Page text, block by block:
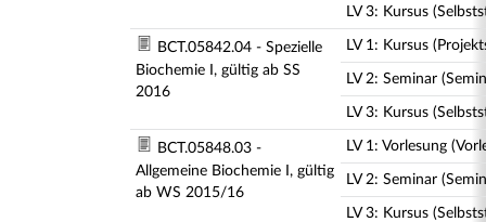
LV 3: Kursus
BCT.05842.04 - Spezielle
Biochemie I, gültig ab SS
2016
LV 1: Kursus
LV 2: Seminar
LV 3: Kursus
BCT.05848.03 -
Allgemeine Biochemie I, gültig
ab WS 2015/16
LV 1: Vorlesung
LV 2: Seminar
LV 3: Kursus